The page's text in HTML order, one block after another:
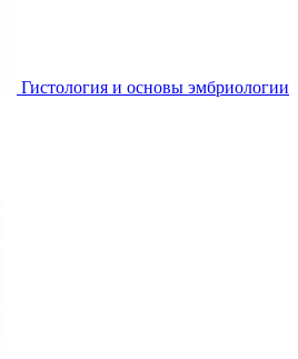
Гистология и основы эмбриологии